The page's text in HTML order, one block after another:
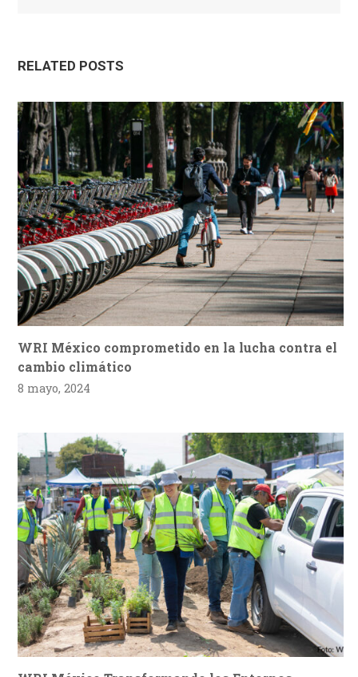
RELATED POSTS
WRI México comprometido en la lucha contra el
cambio climático
8 mayo, 2024